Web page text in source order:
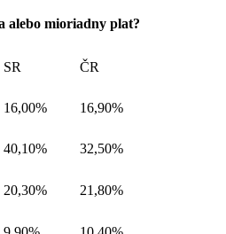
alebo mioriadny plat?
SR ČR
16,00% 16,90%
40,10% 32,50%
20,30% 21,80%